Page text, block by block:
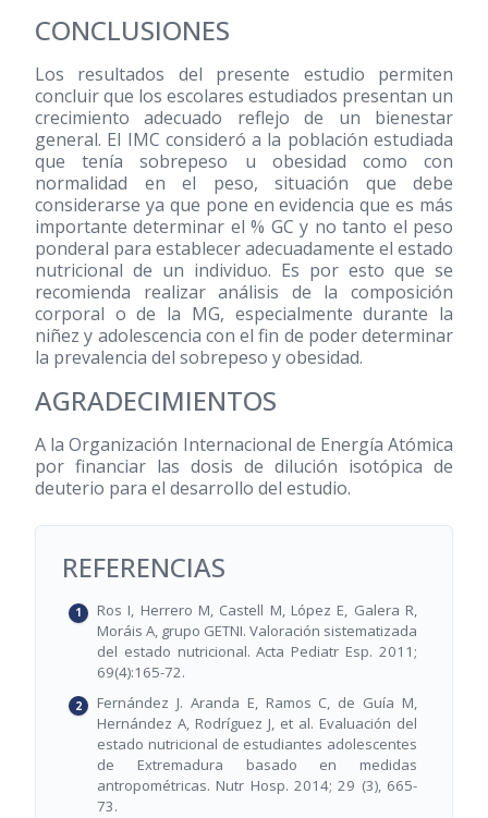
CONCLUSIONES
Los resultados del presente estudio permiten
concluir que los escolares estudiados presentan un
crecimiento adecuado reflejo de un bienestar
general. El IMC consideró a la población estudiada
que tenía sobrepeso u obesidad como con
normalidad en el peso, situación que debe
considerarse ya que pone en evidencia que es más
importante determinar el % GC y no tanto el peso
ponderal para establecer adecuadamente el estado
nutricional de un individuo. Es por esto que se
recomienda realizar análisis de la composición
corporal o de la MG, especialmente durante la
niñez y adolescencia con el fin de poder determinar
la prevalencia del sobrepeso y obesidad.
AGRADECIMIENTOS
A la Organización Internacional de Energía Atómica
por financiar las dosis de dilución isotópica de
deuterio para el desarrollo del estudio.
REFERENCIAS
Ros I, Herrero M, Castell M, López E, Galera R,
Moráis A, grupo GETNI. Valoración sistematizada
del estado nutricional. Acta Pediatr Esp. 2011;
69(4):165-72.
Fernández J. Aranda E, Ramos C, de Guía M,
Hernández A, Rodríguez J, et al. Evaluación del
estado nutricional de estudiantes adolescentes
de Extremadura basado en medidas
antropométricas. Nutr Hosp. 2014; 29 (3), 665-
73.